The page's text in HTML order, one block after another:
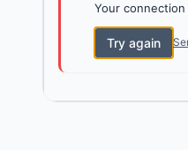
Your
Try again